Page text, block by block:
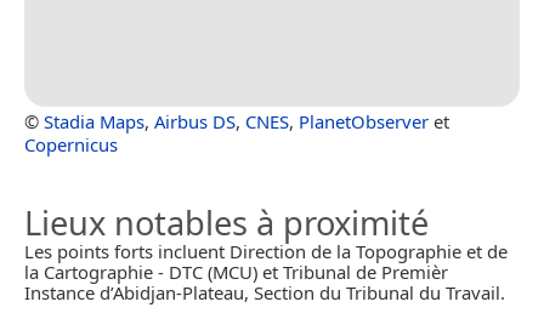
© Stadia Maps, Airbus DS, CNES, PlanetObserver et
Copernicus
Lieux notables à proximité
Les points forts incluent Direction de la Topographie et de
la Cartographie - DTC (MCU) et Tribunal de Premièr
Instance d’Abidjan-Plateau, Section du Tribunal du Travail.